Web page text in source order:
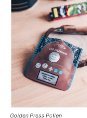
Golden Press Pollen